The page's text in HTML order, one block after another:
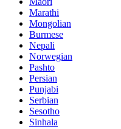
Marathi
Mongolian
Burmese
Nepali
Norwegian
Pashto
Persian
Punjabi
Serbian
Sesotho
Sinhala